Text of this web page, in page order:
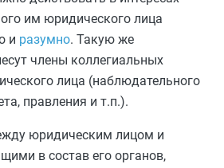
им юридического лица
и разумно. Такую же
члены коллегиальных
лица (наблюдательного
правления и т.п.).
юридическим лицом и
в состав его органов,